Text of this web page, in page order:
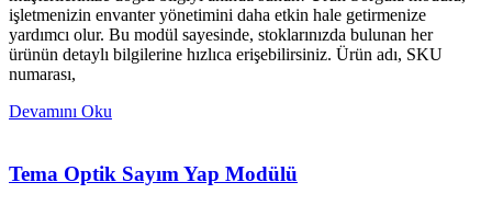
işletmenizin envanter yönetimini daha etkin hale getirmenize
yardımcı olur. Bu modül sayesinde, stoklarınızda bulunan her
ürünün detaylı bilgilerine hızlıca erişebilirsiniz. Ürün adı, SKU
numarası,
Devamını Oku
Tema Optik Sayım Yap Modülü